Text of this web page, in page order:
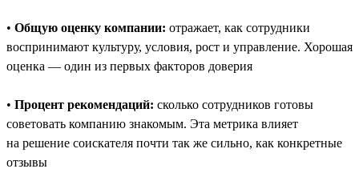
• Общую оценку компании: отражает, как сотрудники
воспринимают культуру, условия, рост и управление. Хорошая
оценка — один из первых факторов доверия
• Процент рекомендаций: сколько сотрудников готовы
советовать компанию знакомым. Эта метрика влияет
на решение соискателя почти так же сильно, как конкретные
отзывы